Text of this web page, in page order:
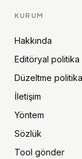
KURUM
Hakkında
Editöryal politika
Düzeltme
İletişim
Yöntem
Sözlük
Tool gönder